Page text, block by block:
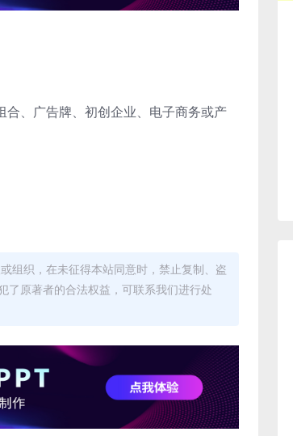
、广告牌、初创企业、电子商务或产
组织，在未征得本站同意时，禁止复制、盗
了原著者的合法权益，可联系我们进行处